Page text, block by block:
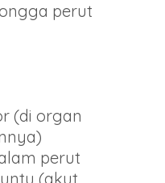
perut
(di organ
perut
(akut